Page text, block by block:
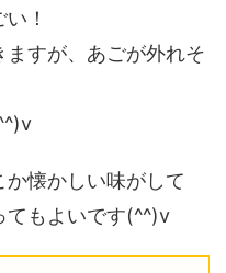
！
すが、あごが外れそ
懐かしい味がして
てもよいです(^^)v